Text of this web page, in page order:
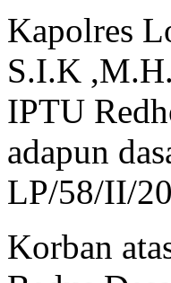
Kapolres
S.I.K
IPTU
adapun
LP/58/II/
Korban